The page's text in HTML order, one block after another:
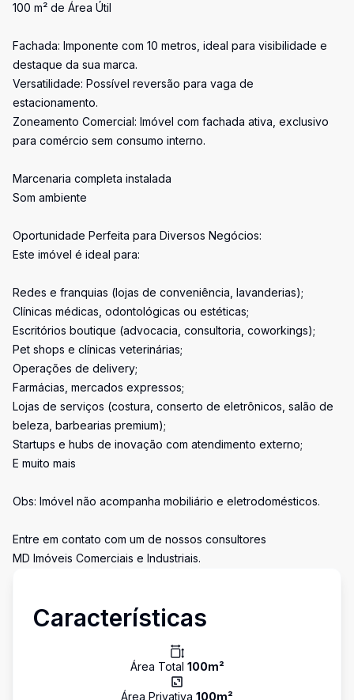
100 m² de Área Útil
Fachada: Imponente com 10 metros, ideal para visibilidade e
destaque da sua marca.
Versatilidade: Possível reversão para vaga de
estacionamento.
Zoneamento Comercial: Imóvel com fachada ativa, exclusivo
para comércio sem consumo interno.
Marcenaria completa instalada
Som ambiente
Oportunidade Perfeita para Diversos Negócios:
Este imóvel é ideal para:
Redes e franquias (lojas de conveniência, lavanderias);
Clínicas médicas, odontológicas ou estéticas;
Escritórios boutique (advocacia, consultoria, coworkings);
Pet shops e clínicas veterinárias;
Operações de delivery;
Farmácias, mercados expressos;
Lojas de serviços (costura, conserto de eletrônicos, salão de
beleza, barbearias premium);
Startups e hubs de inovação com atendimento externo;
E muito mais
Obs: Imóvel não acompanha mobiliário e eletrodomésticos.
Entre em contato com um de nossos consultores
MD Imóveis Comerciais e Industriais.
Características
Área Total 100m²
Área Privativa 100m²